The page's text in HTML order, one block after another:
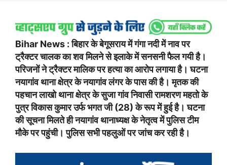
Bihar News : बिहार के बेगूसराय में गंगा नदी में नाव पर
ट्रैक्टर चालक का शव मिलने से इलाके में सनसनी फैल गयी है।
परिजनों ने ट्रैक्टर मालिक पर हत्या का आरोप लगाया है। घटना
नयागांव थाना क्षेत्र के नयागांव लंगर के पास की है। मृतक की
पहचान लाखो थाना क्षेत्र के सुजा गांव निवासी रामशरण महतो के
पुत्र विकास कुमार उर्फ ​​भगत जी (28) के रूप में हुई है। घटना
की सूचना मिलते ही नयागांव थानाध्यक्ष के नेतृत्व में पुलिस टीम
मौके पर पहुंची। पुलिस सभी पहलुओं पर जांच कर रही है।